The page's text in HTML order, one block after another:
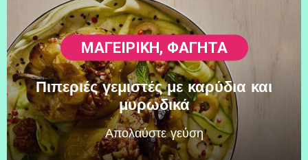
ΜΑΓΕΙΡΙΚΗ, ΦΑΓΗΤΆ
Πιπεριές γεμιστές με καρύδια και
μυρωδικά
Απολαύστε γεύση